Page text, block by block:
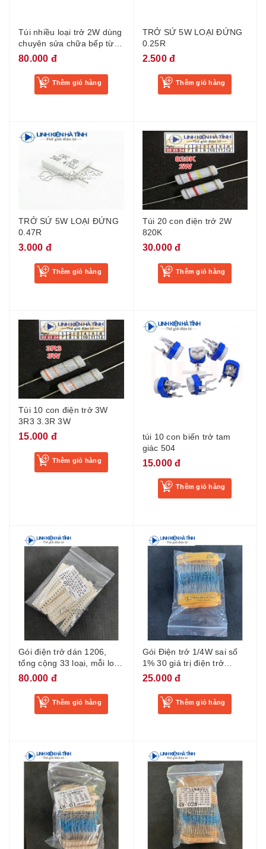
Túi nhiều loại trở 2W dùng
chuyên sửa chữa bếp từ
24 loại mỗi loại 5 con
80.000 đ
Thêm giỏ hàng
TRỞ SỨ 5W LOẠI ĐỨNG
0.25R
2.500 đ
Thêm giỏ hàng
TRỞ SỨ 5W LOẠI ĐỨNG
0.47R
3.000 đ
Thêm giỏ hàng
Túi 20 con điện trở 2W
820K
30.000 đ
Thêm giỏ hàng
Túi 10 con điện trở 3W
3R3 3.3R 3W
15.000 đ
Thêm giỏ hàng
túi 10 con biến trở tam
giác 504
15.000 đ
Thêm giỏ hàng
Gói điện trở dán 1206,
tổng cộng 33 loại, mỗi loại
20 cái, tổng cộng 660 cái,
80.000 đ
Thêm giỏ hàng
Gói Điện trở 1/4W sai số
1% 30 giá trị điện trở
thường được sử dụng mỗi
25.000 đ
Thêm giỏ hàng